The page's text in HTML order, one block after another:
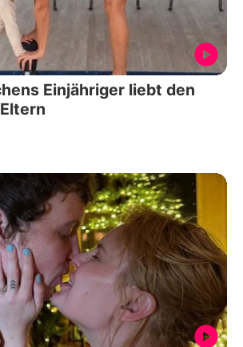
Einjähriger liebt den